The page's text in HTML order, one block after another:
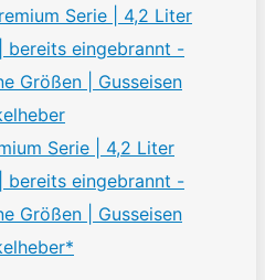
Serie | 4,2 Liter
bereits eingebrannt -
Größen | Gusseisen